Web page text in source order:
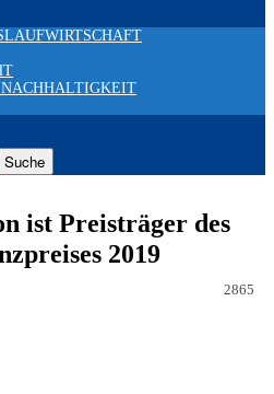
NACHHALTIGKEIT
ist Preisträger des
2019
2865